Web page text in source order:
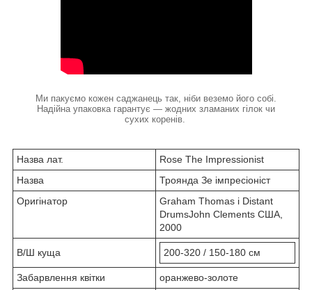
Ми пакуємо кожен саджанець так, ніби веземо його собі.
Надійна упаковка гарантує — жодних зламаних гілок чи
сухих коренів.
Назва лат.
Rose The Impressionist
Назва
Троянда Зе імпресіоніст
Оригінатор
Graham Thomas і Distant
DrumsJohn Clements США,
2000
В/Ш куща 200-320 / 150-180 см
Забарвлення квітки
оранжево-золоте